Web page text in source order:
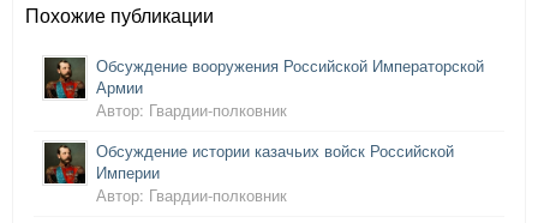
Похожие публикации
Обсуждение вооружения Российской Императорской
Армии
Автор: Гвардии-полковник
Обсуждение истории казачьих войск Российской
Империи
Автор: Гвардии-полковник